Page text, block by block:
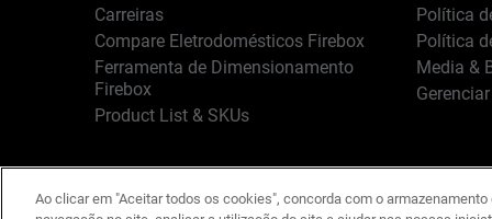
Carreiras
Compare Eletrodomésticos Firebox
Ferramenta de Dimensionamento
Firebox
Product List & SKUs
Política
Política
Media &
Português Copyright © 1996-
Ao clicar em "Aceitar todos os cookies", concorda com o